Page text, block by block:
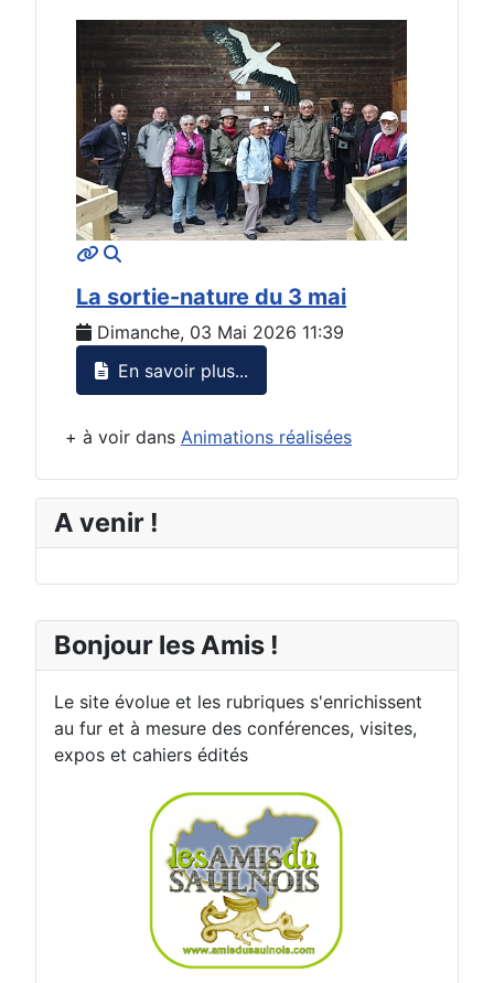
Bonjour les Amis !
Le site évolue et les rubriques s'enrichissent
au fur et à mesure des conférences, visites,
expos et cahiers édités
MOD_JTCS_VIEW_ARTICLE_LINK
La sortie-nature du 3 mai
Dimanche, 03 Mai 2026 11:39
En savoir plus...
+ à voir dans Animations réalisées
A venir !